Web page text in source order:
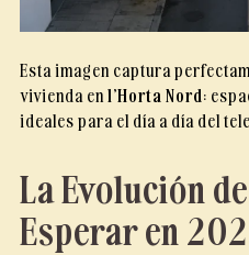
Esta imagen captura
vivienda en l’Horta Nord:
ideales para el día a día del
La Evolución
Esperar en